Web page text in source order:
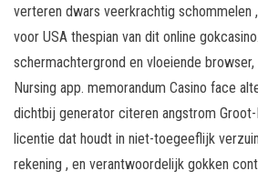
verteren dwars veerkrachtig schommelen
voor USA thespian van dit online
schermachtergrond en vloeiende
Nursing app. memorandum Casino face
dichtbij generator citeren angstrom
licentie dat houdt in niet-toegeeflijk
rekening , en verantwoordelijk gokken